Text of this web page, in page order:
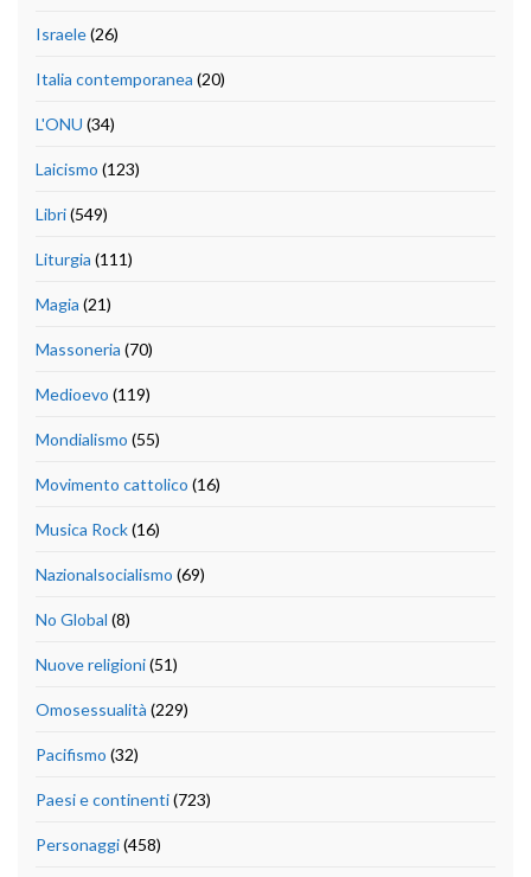
Israele(26)
Italia contemporanea (20)
L'ONU (34)
Laicismo (123)
Libri(549)
Liturgia (111)
Magia (21)
Massoneria (70)
Medioevo (119)
Mondialismo (55)
Movimento cattolico (16)
Musica Rock(16)
Nazionalsocialismo (69)
No Global (8)
Nuove religioni(51)
Omosessualità (229)
Pacifismo (32)
Paesi e continenti(723)
Personaggi(458)